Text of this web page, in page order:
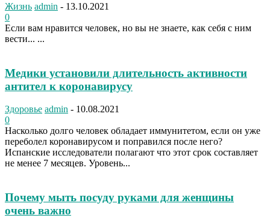
Жизнь admin - 13.10.2021
0
Если вам нравится человек, но вы не знаете, как себя с ним
вести... ...
Медики установили длительность активности
антител к коронавирусу
Здоровье admin - 10.08.2021
0
Насколько долго человек обладает иммунитетом, если он уже
переболел коронавирусом и поправился после него?
Испанские исследователи полагают что этот срок составляет
не менее 7 месяцев. Уровень...
Почему мыть посуду руками для женщины
очень важно